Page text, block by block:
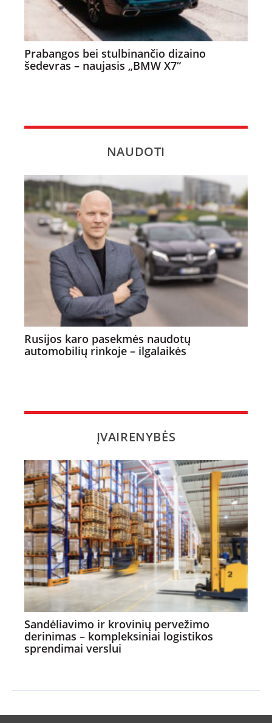
Prabangos bei stulbinančio dizaino
šedevras – naujasis „BMW X7“
NAUDOTI
Rusijos karo pasekmės naudotų
automobilių rinkoje – ilgalaikės
ĮVAIRENYBĖS
Sandėliavimo ir krovinių pervežimo
derinimas – kompleksiniai logistikos
sprendimai verslui